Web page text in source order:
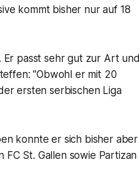
kommt bisher nur auf 18
Er passt sehr gut zur Art und
"Obwohl er mit 20
ersten serbischen Liga
konnte er sich bisher aber
St. Gallen sowie Partizan